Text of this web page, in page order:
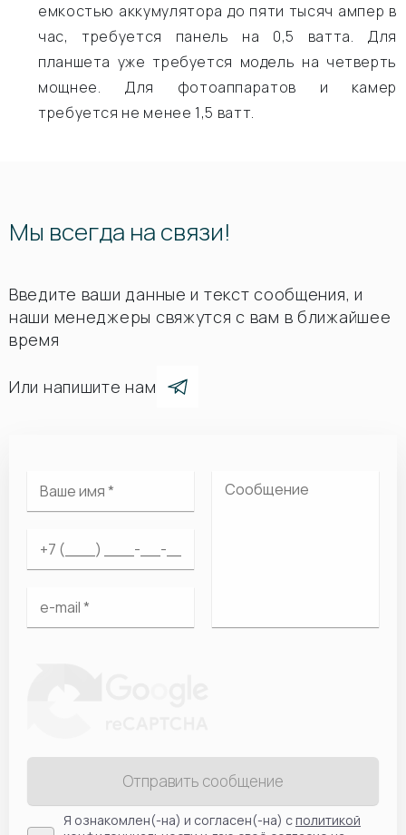
емкостью аккумулятора до пяти тысяч ампер в
час, требуется панель на 0,5 ватта. Для
планшета уже требуется модель на четверть
мощнее. Для фотоаппаратов и камер
требуется не менее 1,5 ватт.
Мы всегда на связи!
Введите ваши данные и текст сообщения, и
наши менеджеры свяжутся с вам в ближайшее
время
Или напишите нам
Отправить сообщение
Я ознакомлен(-на) и согласен(-на) сполитикой